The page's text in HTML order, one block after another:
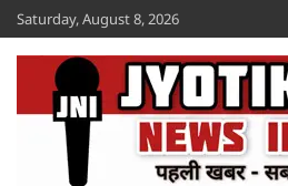
Skip
to
content
Saturday, August 8, 2026